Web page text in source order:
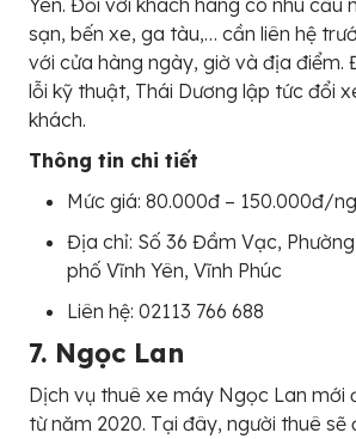
sạn, bến xe, ga tàu,… cần liên hệ
với cửa hàng ngày, giờ và địa điểm.
lỗi kỹ thuật, Thái Dương lập tức đổi
khách.
Thông tin chi tiết
Mức giá: 80.000đ – 150.000đ/
Địa chỉ: Số 36 Đầm Vạc,
phố Vĩnh Yên, Vĩnh Phúc
Liên hệ: 02113 766 688
7. Ngọc Lan
Dịch vụ thuê xe máy Ngọc Lan mới
từ năm 2020. Tại đây, người thuê sẽ